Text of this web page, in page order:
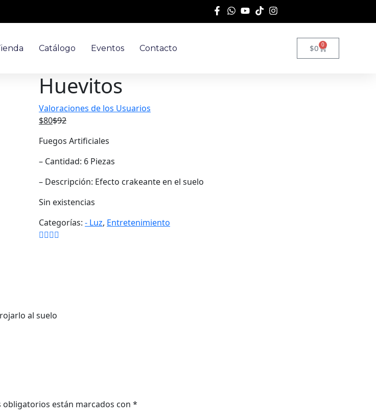
Catálogo Eventos Contacto $0 0
Huevitos
Valoraciones de los Usuarios
$80$92
Fuegos Artificiales
– Cantidad: 6 Piezas
– Descripción: Efecto crakeante en el suelo
Sin existencias
Categorías: - Luz, Entretenimiento
al suelo
obligatorios están marcados con *